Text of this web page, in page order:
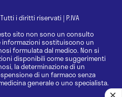
Tutti i diritti riservati | P.IVA
sito non sono un consulto
informazioni sostituiscono un
formulata dal medico. Non si
disponibili come suggerimenti
la determinazione di un
di un farmaco senza
generale o uno specialista.